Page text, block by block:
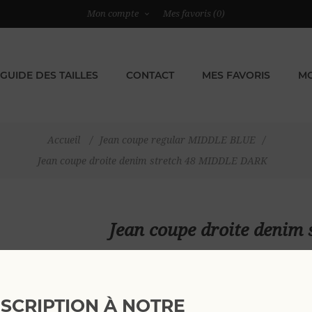
Mon compte Mes favoris (0)
GUIDE DES TAILLES CONTACT MES FAVORIS
Accueil / Jean coupe regular MIDDLE BLUE
/
Jean coupe droite denim stretch 48 MIDDLE DARK
Jean coupe droite
À NOTRE